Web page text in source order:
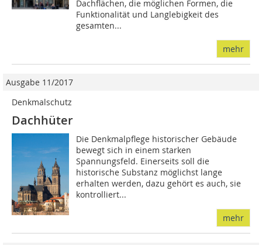
Dachflächen, die möglichen Formen, die
Funktionalität und Langlebigkeit des
gesamten...
mehr
Ausgabe 11/2017
Denkmalschutz
Dachhüter
Die Denkmalpflege historischer Gebäude
bewegt sich in einem starken
Spannungsfeld. Einerseits soll die
historische Substanz möglichst lange
erhalten werden, dazu gehört es auch, sie
kontrolliert...
mehr